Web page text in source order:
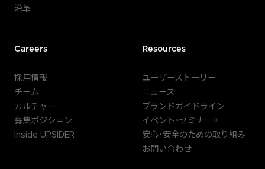
沿革
Careers
採用情報
チーム
カルチャー
募集ポジション
Inside UPSIDER
Resources
ユーザーストーリー
ニュース
ブランドガイドライン
イベント・セミナー
安心・安全のための取り組み
お問い合わせ